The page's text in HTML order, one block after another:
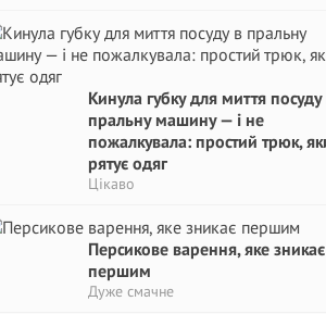
Кинула губку для миття посуду
пральну машину — і не
пожалкувала: простий трюк,
рятує одяг
Цікаво
Персикове варення, яке зникає
першим
Дуже смачне